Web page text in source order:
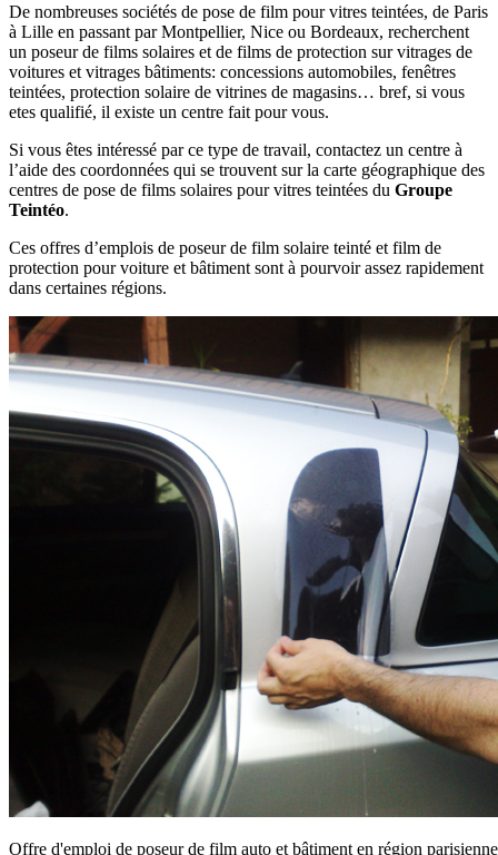
De nombreuses sociétés de pose de film pour vitres teintées, de Paris
à Lille en passant par Montpellier, Nice ou Bordeaux, recherchent
un poseur de films solaires et de films de protection sur vitrages de
voitures et vitrages bâtiments: concessions automobiles, fenêtres
teintées, protection solaire de vitrines de magasins… bref, si vous
etes qualifié, il existe un centre fait pour vous.
Si vous êtes intéressé par ce type de travail, contactez un centre à
l’aide des coordonnées qui se trouvent sur la carte géographique des
centres de pose de films solaires pour vitres teintées du Groupe
Teintéo.
Ces offres d’emplois de poseur de film solaire teinté et film de
protection pour voiture et bâtiment sont à pourvoir assez rapidement
dans certaines régions.
Offre d'emploi de poseur de film auto et bâtiment en région parisienne